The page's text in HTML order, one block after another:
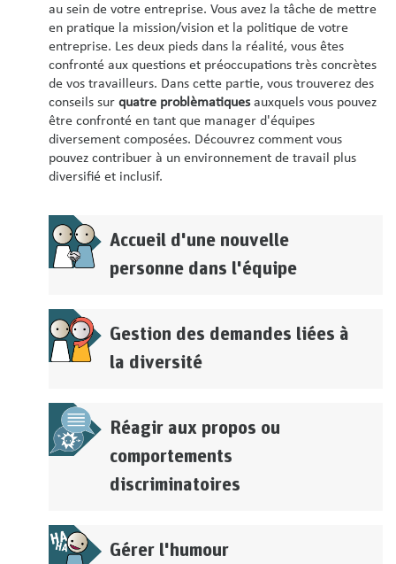
au sein de votre entreprise. Vous avez la tâche de mettre
en pratique la mission/vision et la politique de votre
entreprise. Les deux pieds dans la réalité, vous êtes
confronté aux questions et préoccupations très concrètes
de vos travailleurs. Dans cette partie, vous trouverez des
conseils sur quatre problèmatiquesauxquels vous pouvez
être confronté en tant que manager d'équipes
diversement composées. Découvrez comment vous
pouvez contribuer à un environnement de travail plus
diversifié et inclusif.
Accueil d'une nouvelle
personne dans l'équipe
Gestion des demandes liées à
la diversité
Réagir aux propos ou
comportements
discriminatoires
Gérer l'humour